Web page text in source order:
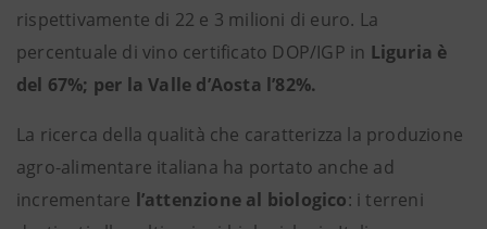
rispettivamente di 22 e 3 milioni di euro. La
percentuale di vino certificato DOP/IGP in Liguria è
del 67%; per la Valle d’Aosta l’82%.
La ricerca della qualità che caratterizza la produzione
agro-alimentare italiana ha portato anche ad
incrementare l’attenzione al biologico: i terreni